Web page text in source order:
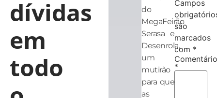
dívidas
em
todo
do
MegaFeirão
Serasa e
Desenrola,
um
mutirão
para que
as
Campos
são
marcados
com *
Comentário
*